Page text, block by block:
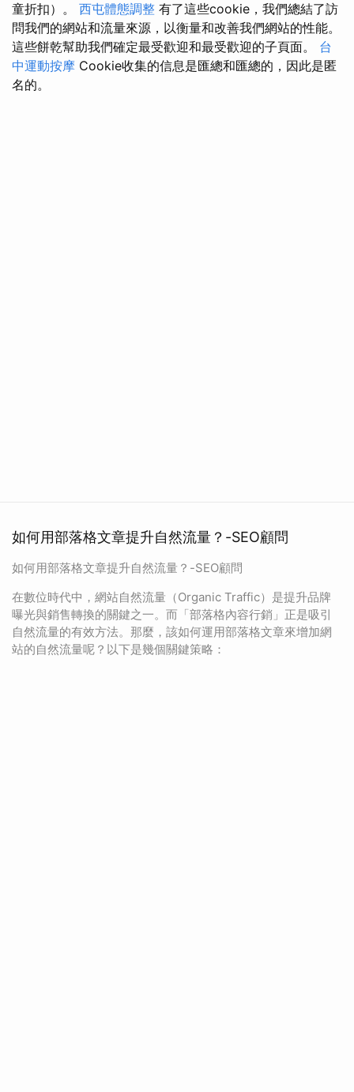
童折扣）。 西屯體態調整 有了這些cookie，我們總結了訪
問我們的網站和流量來源，以衡量和改善我們網站的性能。
這些餅乾幫助我們確定最受歡迎和最受歡迎的子頁面。 台
中運動按摩 Cookie收集的信息是匯總和匯總的，因此是匿
名的。
如何用部落格文章提升自然流量？-SEO顧問
如何用部落格文章提升自然流量？-SEO顧問
在數位時代中，網站自然流量（Organic Traffic）是提升品牌
曝光與銷售轉換的關鍵之一。而「部落格內容行銷」正是吸引
自然流量的有效方法。那麼，該如何運用部落格文章來增加網
站的自然流量呢？以下是幾個關鍵策略：